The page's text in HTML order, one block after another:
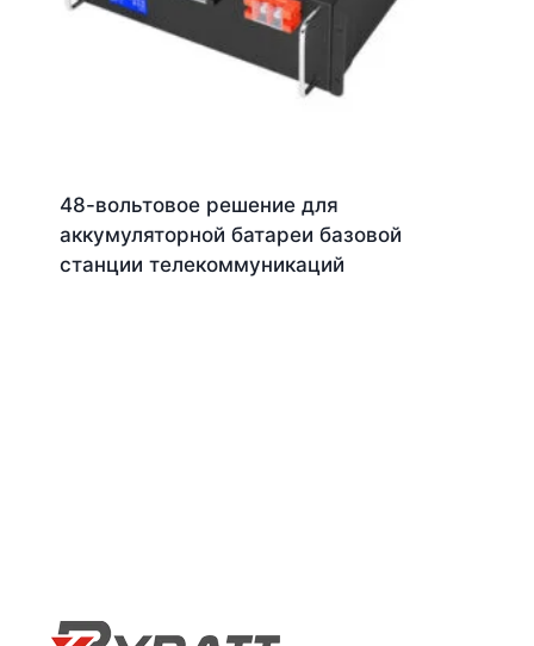
48-вольтовое решение для
аккумуляторной батареи базовой
станции телекоммуникаций